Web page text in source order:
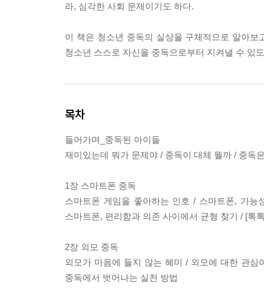
라, 심각한 사회 문제이기도 하다.
이 책은 청소년 중독의 실상을 구체적으로 알아
청소년 스스로 자신을 중독으로부터 지켜낼 수 있
목차
들어가며_중독된 아이들
재미있는데 뭐가 문제야 / 중독이 대체 뭘까 / 중독
1장 스마트폰 중독
스마트폰 게임을 좋아하는 인호 / 스마트폰, 가
스마트폰, 편리함과 의존 사이에서 균형 찾기 / [톡
2장 외모 중독
외모가 마음에 들지 않는 혜미 / 외모에 대한 관
중독에서 벗어나는 실천 방법